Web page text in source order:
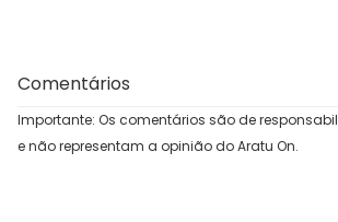
Comentários
Importante: Os comentários são de
e não representam a opinião do Aratu On.